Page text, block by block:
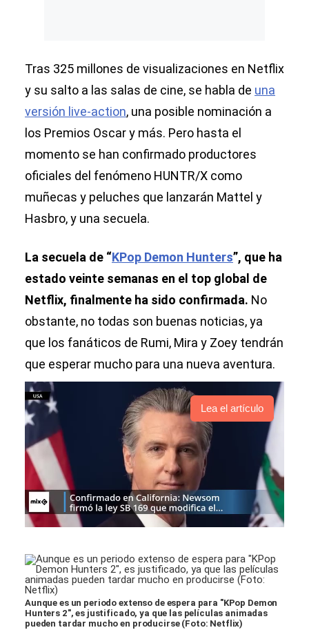
Tras 325 millones de visualizaciones en Netflix
y su salto a las salas de cine, se habla de una
versión live-action, una posible nominación a
los Premios Oscar y más. Pero hasta el
momento se han confirmado productores
oficiales del fenómeno HUNTR/X como
muñecas y peluches que lanzarán Mattel y
Hasbro, y una secuela.
La secuela de “KPop Demon Hunters”, que ha
estado veinte semanas en el top global de
Netflix, finalmente ha sido confirmada. No
obstante, no todas son buenas noticias, ya
que los fanáticos de Rumi, Mira y Zoey tendrán
que esperar mucho para una nueva aventura.
Lea el artículo
Aunque es un periodo extenso de espera para "KPop Demon
Hunters 2", es justificado, ya que las películas animadas
pueden tardar mucho en producirse (Foto: Netflix)